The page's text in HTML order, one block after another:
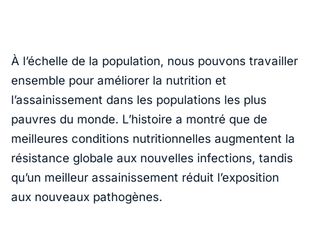
À l’échelle de la population, nous pouvons travailler
ensemble pour améliorer la nutrition et
l’assainissement dans les populations les plus
pauvres du monde. L’histoire a montré que de
meilleures conditions nutritionnelles augmentent la
résistance globale aux nouvelles infections, tandis
qu’un meilleur assainissement réduit l’exposition
aux nouveaux pathogènes.